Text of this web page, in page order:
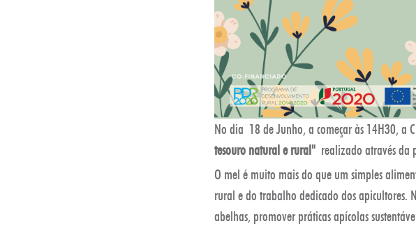
No dia 18 de Junho, a começar às 14H30, a
tesouro natural e rural" realizado através da
O mel é muito mais do que um simples
rural e do trabalho dedicado dos apicultores.
abelhas, promover práticas apícolas